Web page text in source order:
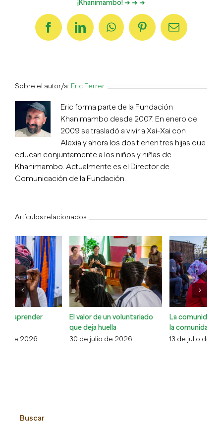
¡Khanimambo! ➜ ➜ ➜
FacebookLinkedInWhatsAppPinterestCorreo
electrónico
Sobre el autor/a: Eric Ferrer
Eric forma parte de la Fundación
Khanimambo desde 2007. En enero de
2009 se trasladó a vivir a Xai-Xai con
Alexia y ahora los dos tienen tres hijas que
educan conjuntamente a los niños y niñas de
Khanimambo. Actualmente es el Director de
Comunicación de la Fundación.
Artículos relacionados
El valor de un voluntariado
30 de julio de 2026
La comunidad cuidando de
la comunidad
13 de julio de 2026
Buscar